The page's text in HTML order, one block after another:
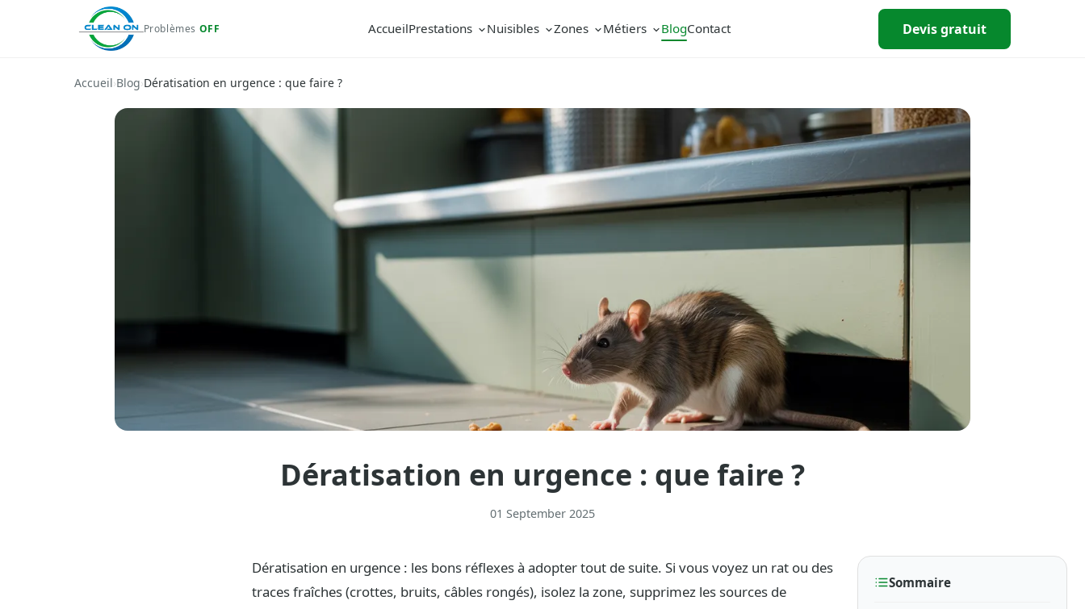
Problèmes OFF AccueilPrestations Nuisibles Zones Métiers BlogContact Devis gratuit
Accueil›Blog›Dératisation en urgence : que faire ?
Dératisation en urgence : que faire ?
01 September 2025
Dératisation en urgence : les bons réflexes à adopter tout de suite. Si vous voyez un rat ou des
traces fraîches (crottes, bruits, câbles rongés), isolez la zone, supprimez les sources de
Sommaire